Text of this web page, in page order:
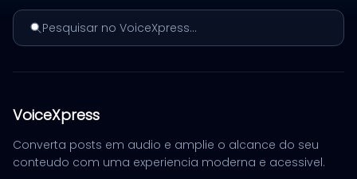
Pesquisar no VoiceXpress...
VoiceXpress
Converta posts em audio e amplie o alcance do seu
conteudo com uma experiencia moderna e acessivel.